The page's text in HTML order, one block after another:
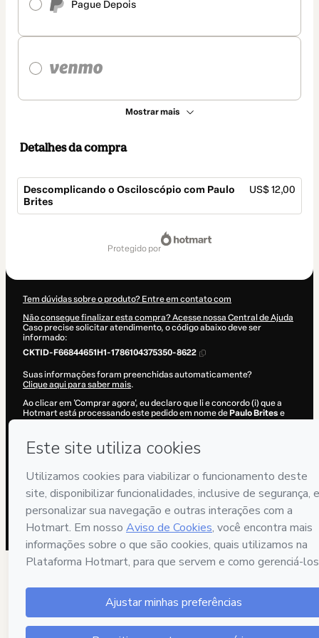
Pague Depois
Mostrar mais
Detalhes da compra
Descomplicando o Osciloscópio com Paulo
Brites
US$ 12,00
protegido por
Tem dúvidas sobre o produto? Entre em contato com
Não consegue finalizar esta compra? Acesse nossa Central de Ajuda
Caso precise solicitar atendimento, o código abaixo deve ser
informado:
CKTID-F66844651H1-1786104375350-8622
Suas informações foram preenchidas automaticamente?
Clique aqui para saber mais.
Ao clicar em 'Comprar agora', eu declaro que li e concordo (i) que a
Hotmart está processando este pedido em nome de Paulo Brites e
Políticas da Hotmarte (iii) que sou maior de idade ou autorizado e
acompanhado por um responsável legal.
Saiba mais sobre sua compra
aqui
Hotmart ©2026- Todos os direitos reservados
2026-08-07T12:06:17.538Z REF.